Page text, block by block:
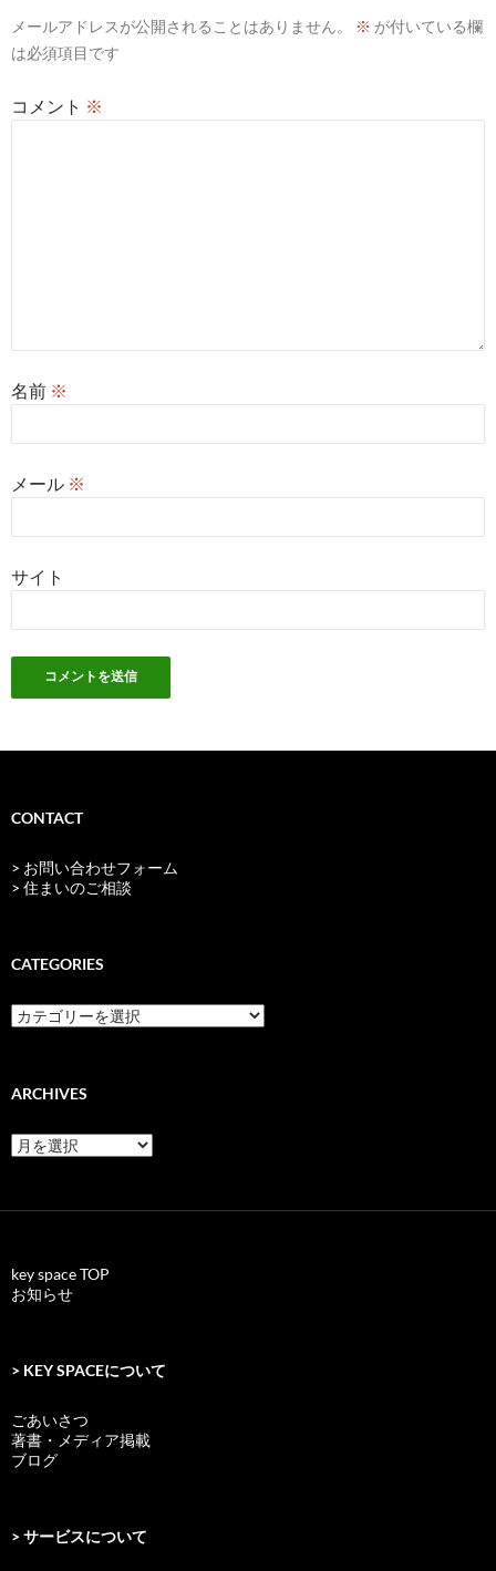
メールアドレスが公開されることはありません。 ※ が付いている欄
は必須項目です
コメント ※
名前 ※
メール ※
サイト
CONTACT
> お問い合わせフォーム
> 住まいのご相談
CATEGORIES
categories
ARCHIVES
archives
key space TOP
お知らせ
> KEY SPACEについて
ごあいさつ
著書・メディア掲載
ブログ
> サービスについて